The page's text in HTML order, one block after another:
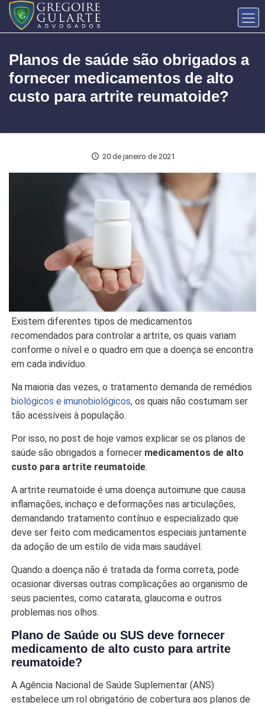
Planos de saúde são obrigados a
fornecer medicamentos de alto
custo para artrite reumatoide?
20 de janeiro de 2021
Existem diferentes tipos de medicamentos
recomendados para controlar a artrite, os quais variam
conforme o nível e o quadro em que a doença se encontra
em cada indivíduo.
Na maioria das vezes, o tratamento demanda de remédios
biológicos e imunobiológicos, os quais não costumam ser
tão acessíveis à população.
Por isso, no post de hoje vamos explicar se os planos de
saúde são obrigados a fornecer medicamentos de alto
custo para artrite reumatoide.
A artrite reumatoide é uma doença autoimune que causa
inflamações, inchaço e deformações nas articulações,
demandando tratamento contínuo e especializado que
deve ser feito com medicamentos especiais juntamente
da adoção de um estilo de vida mais saudável.
Quando a doença não é tratada da forma correta, pode
ocasionar diversas outras complicações ao organismo de
seus pacientes, como catarata, glaucoma e outros
problemas nos olhos.
Plano de Saúde ou SUS deve fornecer
medicamento de alto custo para artrite
reumatoide?
A Agência Nacional de Saúde Suplementar (ANS)
estabelece um rol obrigatório de cobertura aos planos de